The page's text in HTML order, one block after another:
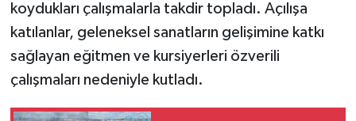
koydukları çalışmalarla takdir topladı. Açılışa
katılanlar, geleneksel sanatların gelişimine katkı
sağlayan eğitmen ve kursiyerleri özverili
çalışmaları nedeniyle kutladı.